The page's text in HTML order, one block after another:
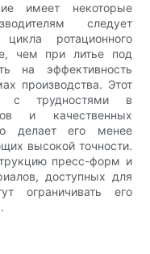
имеет некоторые
следует
цикла ротационного
чем при литье под
на эффективность
производства. Этот
с трудностями в
и качественных
делает его менее
высокой точности.
пресс-форм и
доступных для
ограничивать его